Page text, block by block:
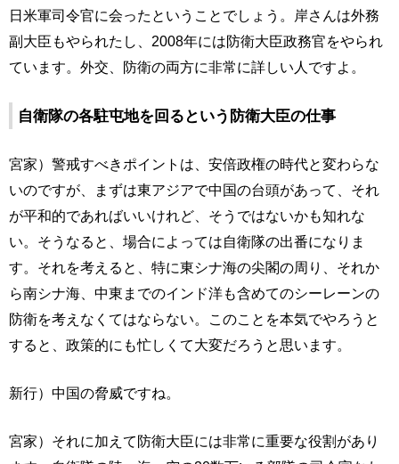
日米軍司令官に会ったということでしょう。岸さんは外務
副大臣もやられたし、2008年には防衛大臣政務官をやられ
ています。外交、防衛の両方に非常に詳しい人ですよ。
自衛隊の各駐屯地を回るという防衛大臣の仕事
宮家）警戒すべきポイントは、安倍政権の時代と変わらな
いのですが、まずは東アジアで中国の台頭があって、それ
が平和的であればいいけれど、そうではないかも知れな
い。そうなると、場合によっては自衛隊の出番になりま
す。それを考えると、特に東シナ海の尖閣の周り、それか
ら南シナ海、中東までのインド洋も含めてのシーレーンの
防衛を考えなくてはならない。このことを本気でやろうと
すると、政策的にも忙しくて大変だろうと思います。
新行）中国の脅威ですね。
宮家）それに加えて防衛大臣には非常に重要な役割があり